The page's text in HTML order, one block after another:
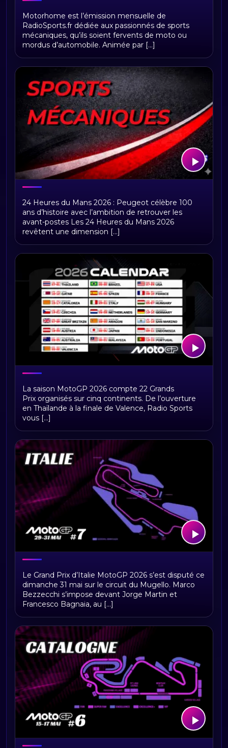
MOTORHOME
Motorhome est l’émission mensuelle de
RadioSports.fr dédiée aux passionnés de sports
mécaniques, qu’ils soient fervents de moto ou
mordus d’automobile. Animée par [...]
24 Heures du Mans 2026 : Peugeot
célèbre 100 ans d’histoire
24 Heures du Mans 2026 : Peugeot célèbre 100
ans d’histoire avec l’ambition de retrouver les
avant-postes Les 24 Heures du Mans 2026
revêtent une dimension [...]
MotoGP™ 2026 : le calendrier officiel
complet, toutes les dates et les
circuits confirmés
La saison MotoGP 2026 compte 22 Grands
Prix organisés sur cinq continents. De l’ouverture
en Thaïlande à la finale de Valence, Radio Sports
vous [...]
MotoGP Italie 2026 : programme,
horaires, circuit du Mugello et enjeux
du Grand Prix
Le Grand Prix d’Italie MotoGP 2026 s’est disputé ce
dimanche 31 mai sur le circuit du Mugello. Marco
Bezzecchi s’impose devant Jorge Martin et
Francesco Bagnaia, au [...]